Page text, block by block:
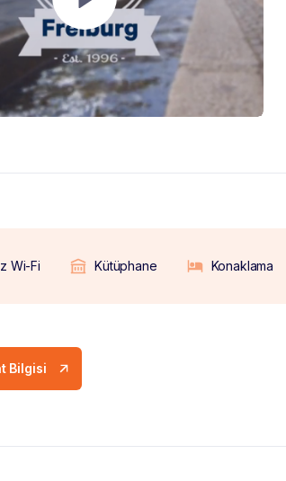
Wi-Fi Kütüphane Konaklama
Bilgisi